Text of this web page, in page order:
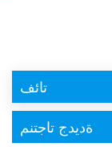
تائف
ةديدج تاجتنم